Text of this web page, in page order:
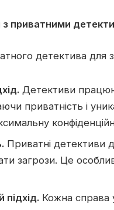
з приватними
детектива для
Детективи
приватність і
Приватні детективи
загрози. Це
підхід. Кожна справа